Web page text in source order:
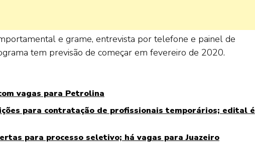
e grame, entrevista por telefone e painel de
tem previsão de começar em fevereiro de 2020.
vagas para Petrolina
para contratação de profissionais temporários; edital é
para processo seletivo; há vagas para Juazeiro